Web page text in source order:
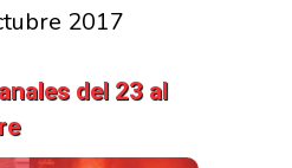
2017
del 23 al